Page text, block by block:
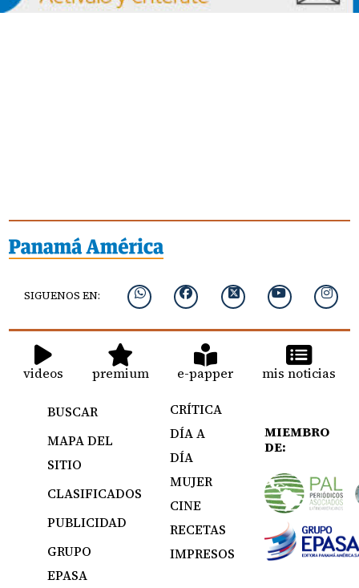
SIGUENOS EN:
videos premium e-papper mis noticias
BUSCAR
MAPA DEL
SITIO
CLASIFICADOS
PUBLICIDAD
GRUPO
EPASA
CRÍTICA
DÍA A
DÍA
MUJER
CINE
RECETAS
IMPRESOS
MIEMBRO
DE: